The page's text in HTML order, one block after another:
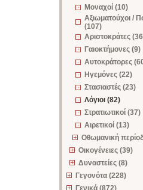
Μοναχοί (10)
Αξιωματούχοι /
(107)
Αριστοκράτες
Γαιοκτήμονες (9)
Αυτοκράτορες
Ηγεμόνες (22)
Στασιαστές (23)
Λόγιοι (82)
Στρατιωτικοί (37)
Αιρετικοί (13)
Οθωμανική
Οικογένειες (39)
Δυναστείες (8)
Γεγονότα (228)
Γενικά (872)